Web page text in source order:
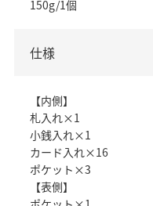
150g/1個
仕様
【内側】
札入れ×1
小銭入れ×1
カード入れ×16
ポケット×3
【表側】